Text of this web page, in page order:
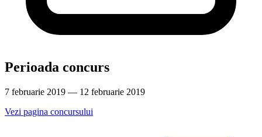
Perioada concurs
7 februarie 2019 — 12 februarie 2019
Vezi pagina concursului